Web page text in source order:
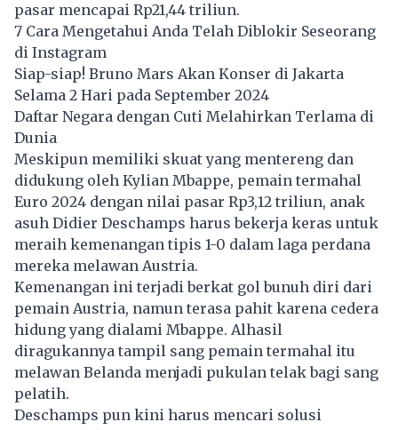
pasar mencapai Rp21,44 triliun.
7 Cara Mengetahui Anda Telah Diblokir Seseorang
di Instagram
Siap-siap! Bruno Mars Akan Konser di Jakarta
Selama 2 Hari pada September 2024
Daftar Negara dengan Cuti Melahirkan Terlama di
Dunia
Meskipun memiliki skuat yang mentereng dan
didukung oleh Kylian Mbappe, pemain termahal
Euro 2024 dengan nilai pasar Rp3,12 triliun, anak
asuh Didier Deschamps harus bekerja keras untuk
meraih kemenangan tipis 1-0 dalam laga perdana
mereka melawan Austria.
Kemenangan ini terjadi berkat gol bunuh diri dari
pemain Austria, namun terasa pahit karena cedera
hidung yang dialami Mbappe. Alhasil
diragukannya tampil sang pemain termahal itu
melawan Belanda menjadi pukulan telak bagi sang
pelatih.
Deschamps pun kini harus mencari solusi